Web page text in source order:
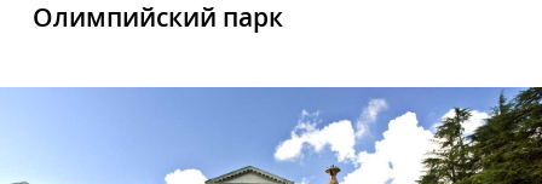
Олимпийский парк